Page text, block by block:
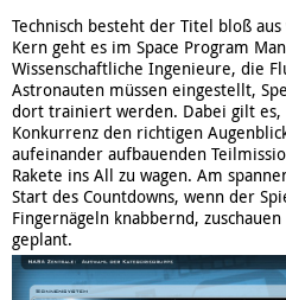
Technisch besteht der Titel bloß
Kern geht es im Space Program
Wissenschaftliche Ingenieure, die
Astronauten müssen eingestellt,
dort trainiert werden. Dabei gilt
Konkurrenz den richtigen
aufeinander aufbauenden
Rakete ins All zu wagen. Am
Start des Countdowns, wenn der
Fingernägeln knabbernd,
geplant.